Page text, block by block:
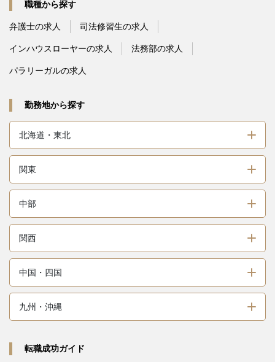
職種から探す
弁護士の求人 司法修習生の求人
インハウスローヤーの求人 法務部の求人
パラリーガルの求人
勤務地から探す
北海道・東北
関東
中部
関西
中国・四国
九州・沖縄
転職成功ガイド